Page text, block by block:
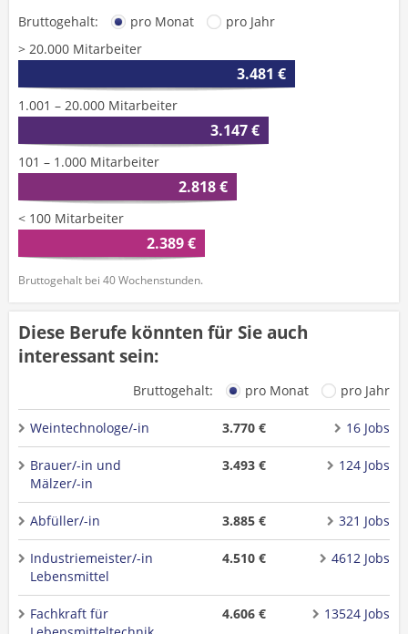
Bruttogehalt: pro Monat
pro Jahr
> 20.000 Mitarbeiter
3.481 €
1.001 – 20.000 Mitarbeiter
3.147 €
101 – 1.000 Mitarbeiter
2.818 €
< 100 Mitarbeiter
2.389 €
Bruttogehalt bei 40 Wochenstunden.
Diese Berufe könnten für Sie auch
interessant sein:
Bruttogehalt: pro Monat pro Jahr
Weintechnologe/-in 3.770 € 16 Jobs
Brauer/-in und
Mälzer/-in
3.493 € 124 Jobs
Abfüller/-in 3.885 € 321 Jobs
Industriemeister/-in
Lebensmittel
4.510 € 4612 Jobs
Fachkraft für
4.606 € 13524 Jobs